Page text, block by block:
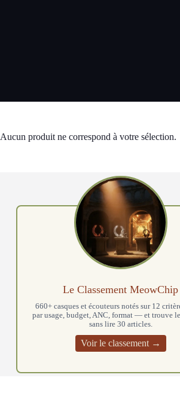
Aucun produit ne correspond à votre sélection.
Le Classement MeowChip
660+ casques et écouteurs notés sur 12
par usage, budget, ANC, format — et trouve
sans lire 30 articles.
Voir le classement →